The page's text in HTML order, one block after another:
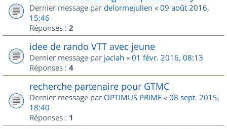
Dernier message par delormejulien « 09 août 2016,
15:46
Réponses : 2
idee de rando VTT avec jeune
Dernier message par jaclah « 01 févr. 2016, 08:13
Réponses : 4
recherche partenaire pour GTMC
Dernier message par OPTIMUS PRIME « 08 sept. 2015,
18:40
Réponses : 1